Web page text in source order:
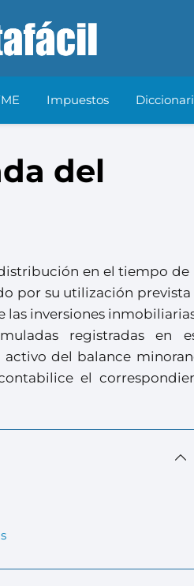
Impuestos
del
en el tiempo de
por su utilización prevista
las inversiones
registradas en
del balance
el